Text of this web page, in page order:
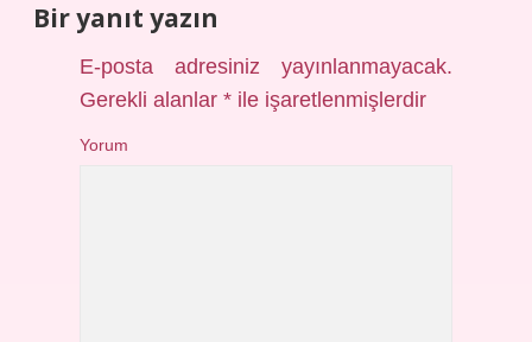
Bir yanıt yazın
E-posta adresiniz yayınlanmayacak.
Gerekli alanlar* ile işaretlenmişlerdir
Yorum